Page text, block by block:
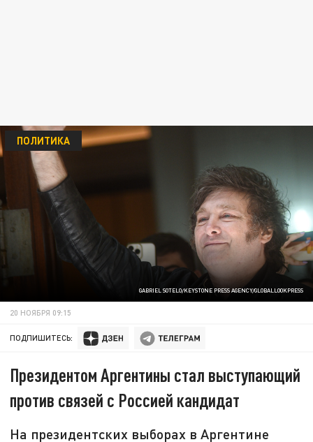
GABRIEL SOTELO/KEYSTONE PRESS AGENCY/GLOBALLOOKPRESS
ПОЛИТИКА
20 НОЯБРЯ 09:15
ПОДПИШИТЕСЬ:
Президентом Аргентины стал выступающий
против связей с Россией кандидат
На президентских выборах в Аргентине